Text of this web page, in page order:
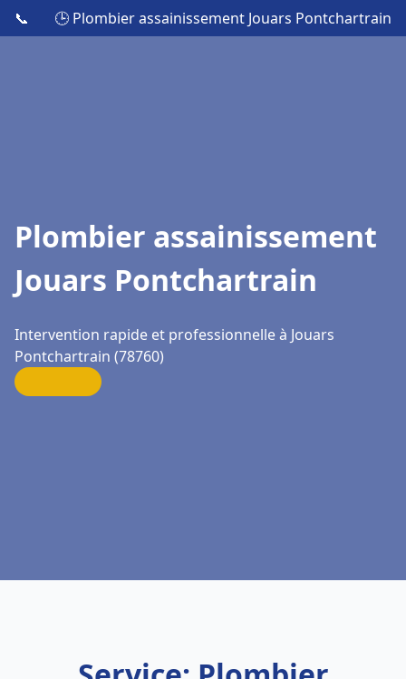
📞 🕒 Plombier assainissement Jouars Pontchartrain
Plombier assainissement
Jouars Pontchartrain
Intervention rapide et professionnelle à Jouars
Pontchartrain (78760)